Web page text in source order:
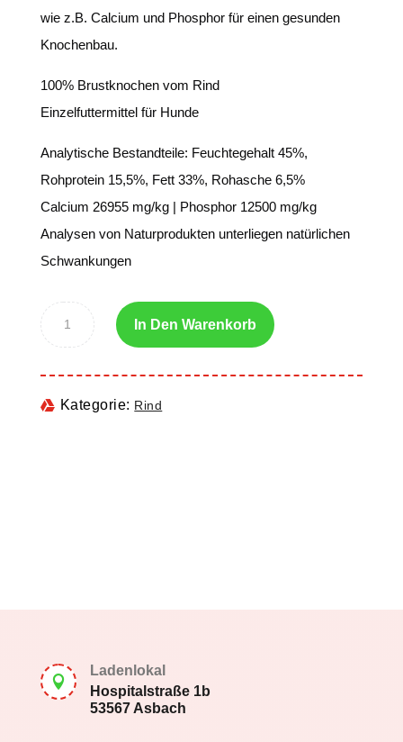
wie z.B. Calcium und Phosphor für einen gesunden
Knochenbau.
100% Brustknochen vom Rind
Einzelfuttermittel für Hunde
Analytische Bestandteile: Feuchtegehalt 45%,
Rohprotein 15,5%, Fett 33%, Rohasche 6,5%
Calcium 26955 mg/kg | Phosphor 12500 mg/kg
Analysen von Naturprodukten unterliegen natürlichen
Schwankungen
In Den Warenkorb
Kategorie: Rind

Ladenlokal
Hospitalstraße 1b
53567 Asbach